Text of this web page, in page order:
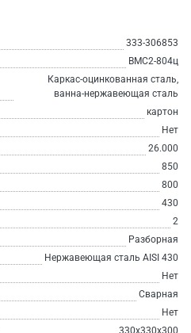
333-306853
ВМС2-804ц
Каркас-оцинкованная сталь,
ванна-нержавеющая сталь
картон
Нет
26.000
850
800
430
2
Разборная
Нержавеющая сталь AISI 430
Нет
Сварная
Нет
330х330х300